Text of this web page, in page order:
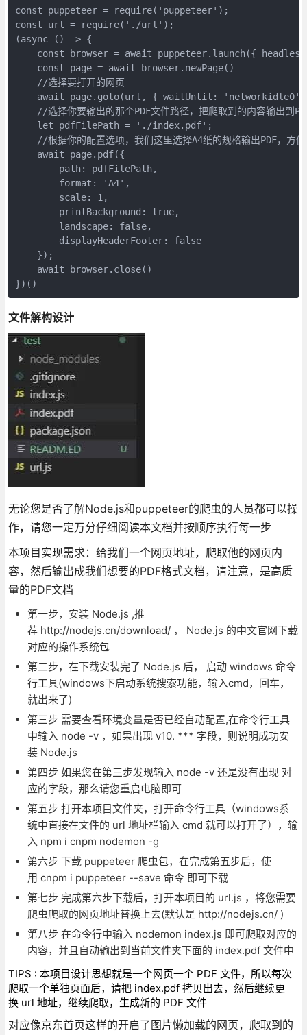
const puppeteer = require('puppeteer');
const url = require('./url');
(async () => {
const browser = await puppeteer.launch({
    const page = await browser.newPage()
    //选择要打开的网页
await page.goto(url, { waitUntil: 'networkidle0'
//选择你要输出的那个PDF文件路径，把爬取到的内容输出到
    let pdfFilePath = './index.pdf';
//根据你的配置选项，我们这里选择A4纸的规格输出PDF，方便
    await page.pdf({
        path: pdfFilePath,
        format: 'A4',
        scale: 1,
        printBackground: true,
        landscape: false,
        displayHeaderFooter: false
    });
    await browser.close()
})()
文件解构设计
无论您是否了解Node.js和puppeteer的爬虫的人员都可以操
作，请您一定万分仔细阅读本文档并按顺序执行每一步
本项目实现需求：给我们一个网页地址，爬取他的网页内
容，然后输出成我们想要的PDF格式文档，请注意，是高质
量的PDF文档
第一步，安装 Node.js ,推
荐 http://nodejs.cn/download/ ， Node.js 的中文官网下载
对应的操作系统包
第二步，在下载安装完了 Node.js 后， 启动 windows 命令
行工具(windows下启动系统搜索功能，输入cmd，回车，
就出来了)
第三步 需要查看环境变量是否已经自动配置,在命令行工具
中输入 node -v ，如果出现 v10. *** 字段，则说明成功安
装 Node.js
第四步 如果您在第三步发现输入 node -v 还是没有出现 对
应的字段，那么请您重启电脑即可
第五步 打开本项目文件夹，打开命令行工具（windows系
统中直接在文件的 url 地址栏输入 cmd 就可以打开了），输
入 npm i cnpm nodemon -g
第六步 下载 puppeteer 爬虫包，在完成第五步后，使
用 cnpm i puppeteer --save 命令 即可下载
第七步 完成第六步下载后，打开本项目的 url.js ，将您需要
爬虫爬取的网页地址替换上去(默认是 http://nodejs.cn/ )
第八步 在命令行中输入 nodemon index.js 即可爬取对应的
内容，并且自动输出到当前文件夹下面的 index.pdf 文件中
TIPS : 本项目设计思想就是一个网页一个 PDF 文件，所以每次
爬取一个单独页面后，请把 index.pdf 拷贝出去，然后继续更
换 url 地址，继续爬取，生成新的 PDF 文件
对应像京东首页这样的开启了图片懒加载的网页，爬取到的